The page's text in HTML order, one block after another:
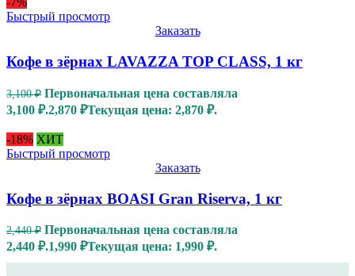
Быстрый просмотр
Заказать
Кофе в зёрнах LAVAZZA TOP CLASS, 1 кг
3,100₽ Первоначальная цена составляла
3,100 ₽.2,870 ₽Текущая цена: 2,870 ₽.
-18% ХИТ
Быстрый просмотр
Заказать
Кофе в зёрнах BOASI Gran Riserva, 1 кг
2,440₽ Первоначальная цена составляла
2,440 ₽.1,990 ₽Текущая цена: 1,990 ₽.